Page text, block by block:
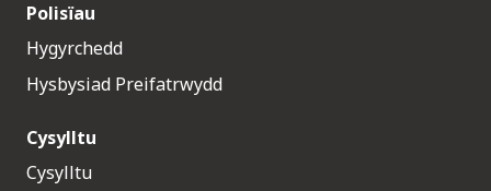
Polisïau
Hygyrchedd
Hysbysiad Preifatrwydd
Cysylltu
Cysylltu